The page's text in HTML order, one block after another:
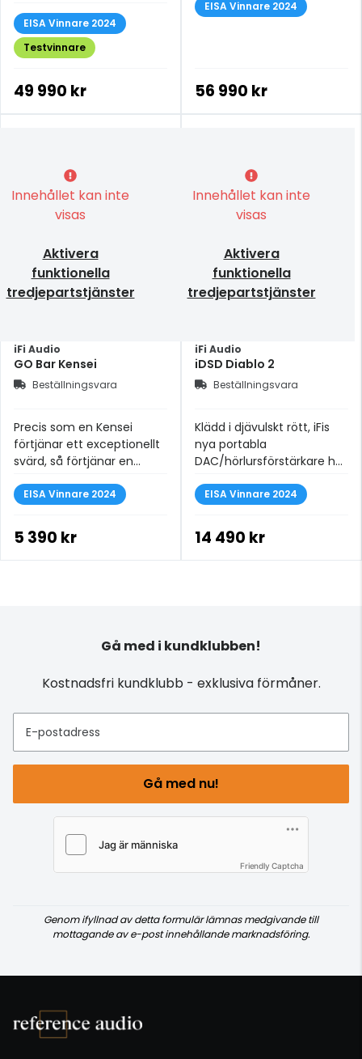
EISA Vinnare 2024
Testvinnare
49 990 kr
EISA Vinnare 2024
56 990 kr
Innehållet kan inte
visas
Aktivera
funktionella
tredjepartstjänster
iFi Audio
GO Bar Kensei
Beställningsvara
Precis som en Kensei
förtjänar ett exceptionellt
svärd, så förtjänar en
DAC.
EISA Vinnare 2024
5 390 kr
Innehållet kan inte
visas
Aktivera
funktionella
tredjepartstjänster
iFi Audio
iDSD Diablo 2
Beställningsvara
Klädd i djävulskt rött, iFis
nya portabla
DAC/hörlursförstärkare har
under huven.
EISA Vinnare 2024
14 490 kr
Gå med i kundklubben!
Kostnadsfri kundklubb - exklusiva förmåner.
E-postadress
Gå med nu!
Friendly Captcha
Genom ifyllnad av detta formulär lämnas medgivande till
mottagande av e-post innehållande marknadsföring.